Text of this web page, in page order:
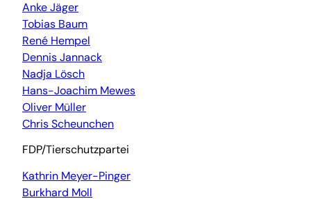
Anke Jäger
Tobias Baum
René Hempel
Dennis Jannack
Nadja Lösch
Hans-Joachim Mewes
Oliver Müller
Chris Scheunchen
FDP/Tierschutzpartei
Kathrin Meyer-Pinger
Burkhard Moll